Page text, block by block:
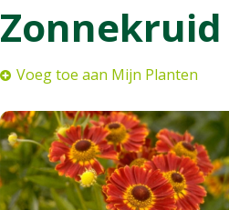
Zonnekruid
Voeg toe aan Mijn Planten